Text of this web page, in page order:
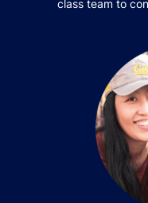
class team to